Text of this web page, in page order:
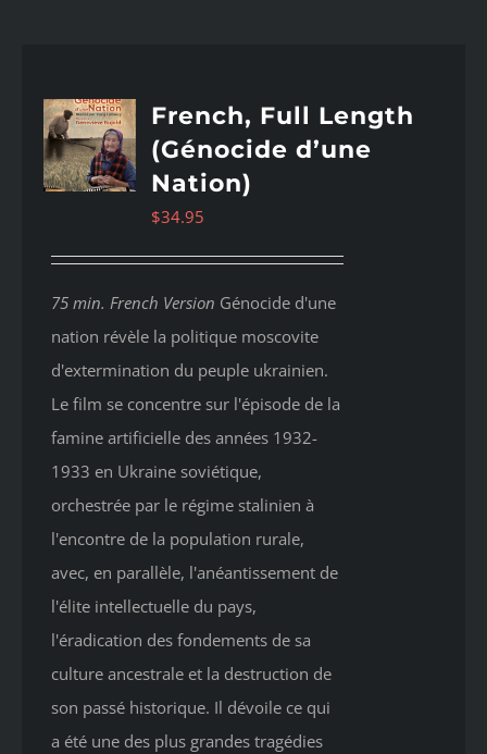
French, Full Length
(Génocide d’une
Nation)
$34.95
75 min. French Version Génocide d'une
nation révèle la politique moscovite
d'extermination du peuple ukrainien.
Le film se concentre sur l'épisode de la
famine artificielle des années 1932-
1933 en Ukraine soviétique,
orchestrée par le régime stalinien à
l'encontre de la population rurale,
avec, en parallèle, l'anéantissement de
l'élite intellectuelle du pays,
l'éradication des fondements de sa
culture ancestrale et la destruction de
son passé historique. Il dévoile ce qui
a été une des plus grandes tragédies